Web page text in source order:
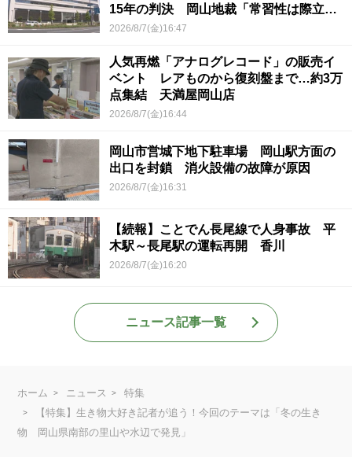
15年の判決 岡山地裁「常習性は際立っ
ていて被害結果も非常に重い」
2026/8/7(金)16:47
人気再燃「アナログレコード」の販売イ
ベント レアものから復刻盤まで…約3万
点集結 天満屋岡山店
2026/8/7(金)16:44
岡山市営城下地下駐車場 岡山駅方面の
出口を封鎖 消火設備の故障が原因
2026/8/7(金)16:31
【続報】ことでん長尾線で人身事故 平
木駅～長尾駅の運転再開 香川
2026/8/7(金)16:20
ニュース記事一覧
ホーム ニュース
特集
【特集】生き物大好き記者が追う！今回のテーマは「冬の生き
物 岡山県南部の里山や水辺で発見」